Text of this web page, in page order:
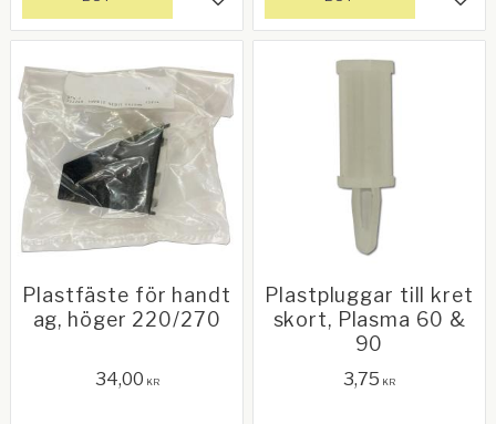
Add to favorites
Plastfäste för handt
ag, höger 220/270
34,00 KR
Plastpluggar till kret
skort, Plasma 60 &
90
3,75 KR